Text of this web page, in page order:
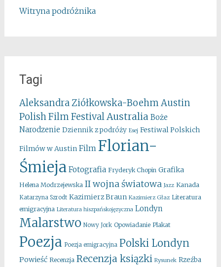
Witryna podróżnika
Tagi
Aleksandra Ziółkowska-Boehm Austin
Polish Film FestivalAustralia Boże
Narodzenie Dziennik z podróży Esej Festiwal Polskich
Filmów w Austin Film Florian-
Śmieja Fotografia Fryderyk Chopin Grafika
Helena Modrzejewska II wojna światowa Jazz Kanada
Katarzyna Szrodt Kazimierz Braun Kazimierz Głaz Literatura
emigracyjna Literatura hiszpańskojęzyczna Londyn
Malarstwo Nowy Jork Opowiadanie Plakat
Poezja Poezja emigracyjna Polski Londyn
Powieść Recenzja Recenzja ksiązki Rysunek Rzeźba